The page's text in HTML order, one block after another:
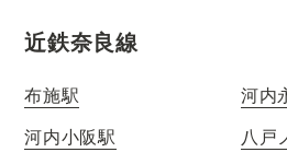
近鉄奈良線
布施駅
河内
河内小阪駅
八戸